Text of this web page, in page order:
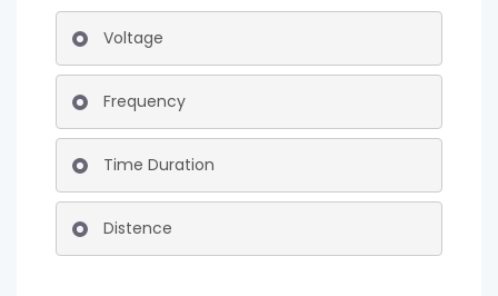
Voltage
Frequency
Time Duration
Distence